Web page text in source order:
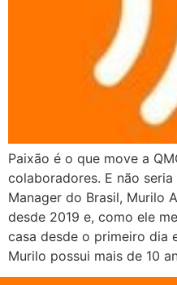
Paixão é o que move a
colaboradores. E não
Manager do Brasil, Murilo
desde 2019 e, como ele
casa desde o primeiro dia
Murilo possui mais de 10